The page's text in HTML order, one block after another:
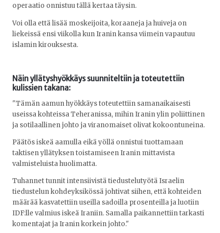
operaatio onnistuu tällä kertaa täysin.
Voi olla että lisää moskeijoita, koraaneja ja huiveja on
liekeissä ensi viikolla kun Iranin kansa viimein vapautuu
islamin kirouksesta.
Näin yllätyshyökkäys suunniteltiin ja toteutettiin
kulissien takana:
"Tämän aamun hyökkäys toteutettiin samanaikaisesti
useissa kohteissa Teheranissa, mihin Iranin ylin poliittinen
ja sotilaallinen johto ja viranomaiset olivat kokoontuneina.
Päätös iskeä aamulla eikä yöllä onnistui tuottamaan
taktisen yllätyksen toistamiseen Iranin mittavista
valmisteluista huolimatta.
Tuhannet tunnit intensiivistä tiedustelutyötä Israelin
tiedustelun kohdeyksikössä johtivat siihen, että kohteiden
määrää kasvatettiin useilla sadoilla prosenteilla ja luotiin
IDF:lle valmius iskeä Iraniin. Samalla paikannettiin tarkasti
komentajat ja Iranin korkein johto."